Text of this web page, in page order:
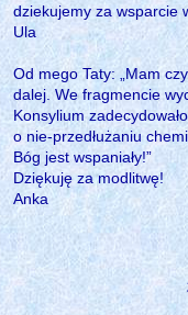
dziekujemy za wsparcie
Ula
Od mego Taty: „Mam
dalej. We fragmencie
Konsylium
o nie-przedłużaniu
Bóg jest wspaniały!”
Dziękuję za modlitwę!
Anka